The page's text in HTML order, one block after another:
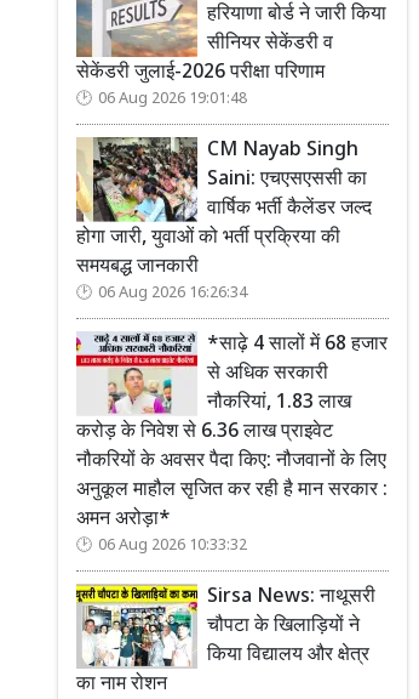
हरियाणा बोर्ड ने जारी किया
सीनियर सेकेंडरी व
सेकेंडरी जुलाई-2026 परीक्षा परिणाम
06 Aug 2026 19:01:48
CM Nayab Singh
Saini: एचएसएससी का
वार्षिक भर्ती कैलेंडर जल्द
होगा जारी, युवाओं को भर्ती प्रक्रिया की
समयबद्ध जानकारी
06 Aug 2026 16:26:34
*साढ़े 4 सालों में 68 हजार
से अधिक सरकारी
नौकरियां, 1.83 लाख
करोड़ के निवेश से 6.36 लाख प्राइवेट
नौकरियों के अवसर पैदा किए: नौजवानों के लिए
अनुकूल माहौल सृजित कर रही है मान सरकार :
अमन अरोड़ा*
06 Aug 2026 10:33:32
Sirsa News: नाथूसरी
चौपटा के खिलाड़ियों ने
किया विद्यालय और क्षेत्र
का नाम रोशन